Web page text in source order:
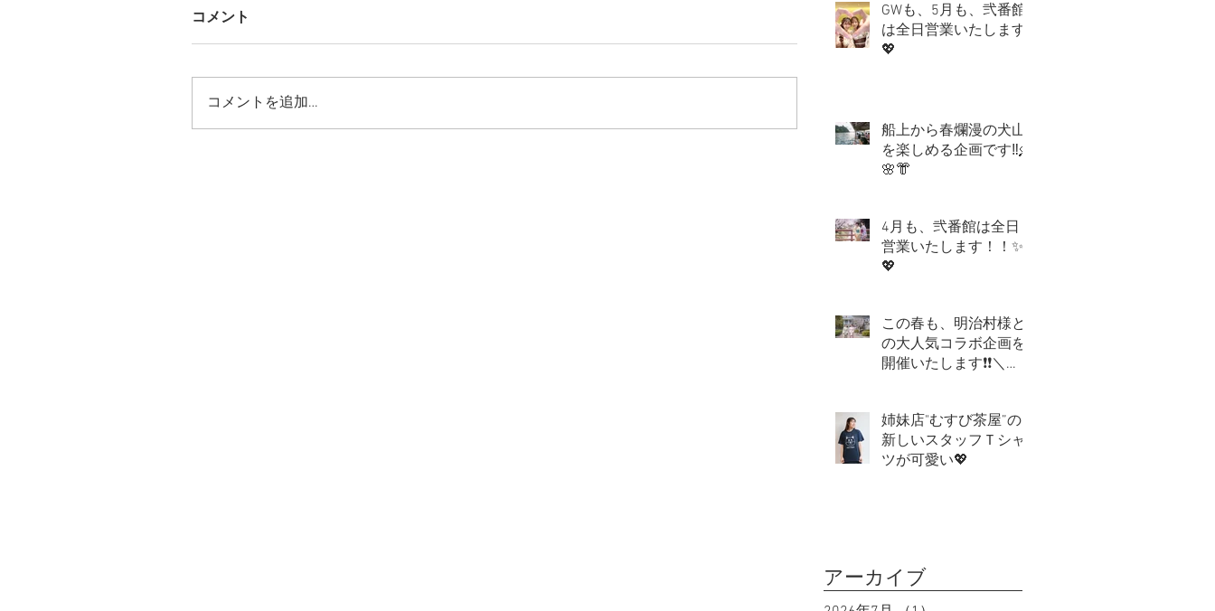
GWも、5月も、弐番館
は全日営業いたします
💖
船上から春爛漫の犬山
を楽しめる企画です‼🛶
🌸👘
4月も、弐番館は全日
営業いたします！！✨
💖
この春も、明治村様と
の大人気コラボ企画を
開催いたします❗❗＼
姉妹店"むすび茶屋”の
新しいスタッフＴシャ
ツが可愛い💖
アーカイブ
コメント
コメントを追加…